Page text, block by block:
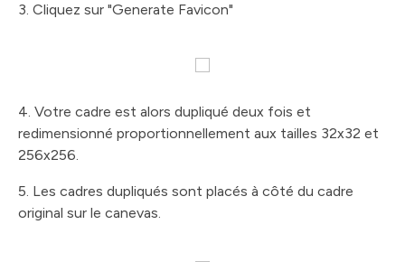
3. Cliquez sur "Generate Favicon"
4. Votre cadre est alors dupliqué deux fois et
redimensionné proportionnellement aux tailles 32x32 et
256x256.
5. Les cadres dupliqués sont placés à côté du cadre
original sur le canevas.